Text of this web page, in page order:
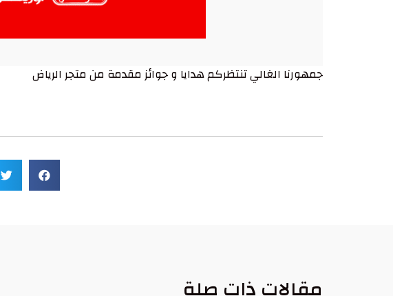
جمهورنا الغالي تنتظركم هدايا و جوائز مقدمة من متجر الرياض